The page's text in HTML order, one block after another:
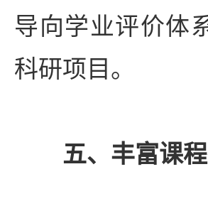
导向学业评价体
科研项目。
五、丰富课